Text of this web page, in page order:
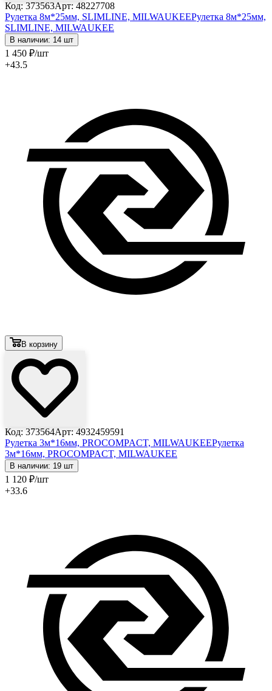
Код: 373563Арт: 48227708
Рулетка 8м*25мм, SLIMLINE, MILWAUKEEРулетка 8м*25мм,
SLIMLINE, MILWAUKEE
В наличии: 14 шт
1 450 ₽/шт
+43.5
В корзину
Код: 373564Арт: 4932459591
Рулетка 3м*16мм, PROCOMPACT, MILWAUKEEРулетка
3м*16мм, PROCOMPACT, MILWAUKEE
В наличии: 19 шт
1 120 ₽/шт
+33.6